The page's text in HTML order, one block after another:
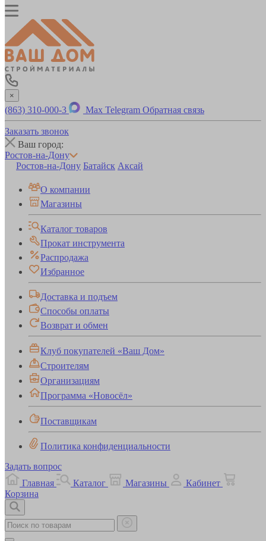
×
(863) 310-000-3 Max Telegram Обратная связь
Заказать звонок
Ваш город:
Ростов-на-Дону
Ростов-на-Дону Батайск Аксай
О компании
Магазины
Каталог товаров
Прокат инструмента
Распродажа
Избранное
Доставка и подъем
Способы оплаты
Возврат и обмен
Клуб покупателей «Ваш Дом»
Строителям
Организациям
Программа «Новосёл»
Поставщикам
Политика конфиденциальности
Задать вопрос
Главная
Каталог Магазины
Кабинет
Корзина